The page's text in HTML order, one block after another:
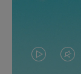
LA LE